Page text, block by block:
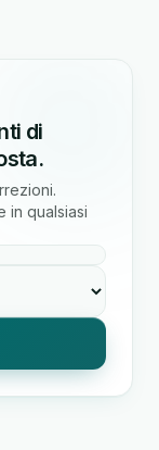
di
in qualsiasi